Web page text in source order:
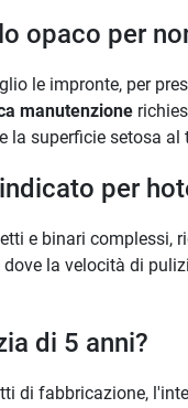
opaco per
le impronte, per
manutenzione
la superficie setosa al
per
e binari complessi,
la velocità di
di 5 anni?
di fabbricazione,